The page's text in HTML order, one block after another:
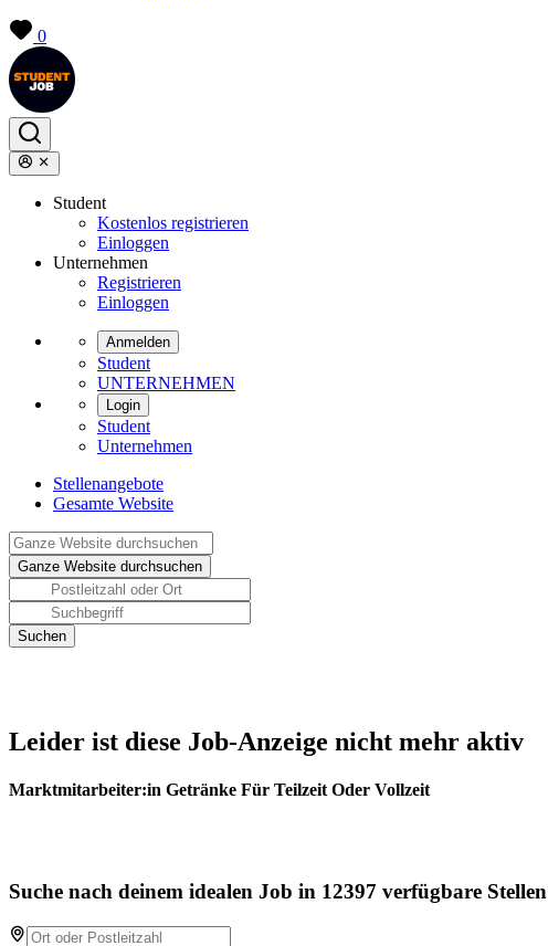
0
Student
Kostenlos registrieren
Einloggen
Unternehmen
Registrieren
Einloggen
Anmelden
Student
UNTERNEHMEN
Login
Student
Unternehmen
Stellenangebote
Gesamte Website
Leider ist diese Job-Anzeige nicht mehr aktiv
Marktmitarbeiter:in Getränke Für Teilzeit Oder Vollzeit
Suche nach deinem idealen Job in 12397 verfügbare Stellen